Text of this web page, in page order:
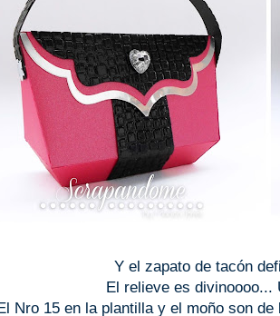
Y el zapato de tacón
El relieve es divinoooo...
Nro 15 en la plantilla y el moño son